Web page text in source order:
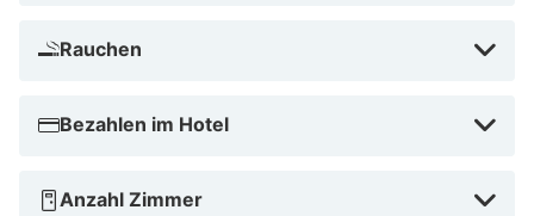
von Sesselbahn Büre-Herrloh entfernt.
Rauchen
Bezahlen im Hotel
Anzahl Zimmer